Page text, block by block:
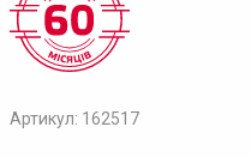
Артикул: 162517